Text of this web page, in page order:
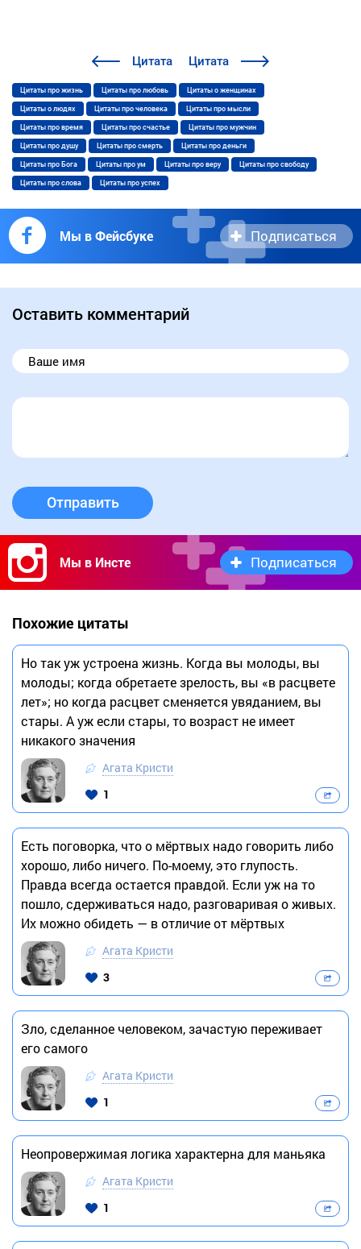
Цитата Цитата
Цитаты про жизнь Цитаты про любовь Цитаты о женщинах
Цитаты о людях Цитаты про человека Цитаты про мысли
Цитаты про время Цитаты про счастье Цитаты про мужчин
Цитаты про душу Цитаты про смерть Цитаты про деньги
Цитаты про Бога Цитаты про ум Цитаты про веру Цитаты про свободу
Цитаты про слова Цитаты про успех
Мы в Фейсбуке Подписаться
Оставить комментарий
Отправить
Мы в Инсте Подписаться
Похожие цитаты
Но так уж устроена жизнь. Когда вы молоды, вы
молоды; когда обретаете зрелость, вы «в расцвете
лет»; но когда расцвет сменяется увяданием, вы
стары. А уж если стары, то возраст не имеет
никакого значения
Агата Кристи
1
Есть поговорка, что о мёртвых надо говорить либо
хорошо, либо ничего. По-моему, это глупость.
Правда всегда остается правдой. Если уж на то
пошло, сдерживаться надо, разговаривая о живых.
Их можно обидеть — в отличие от мёртвых
Агата Кристи
3
Зло, сделанное человеком, зачастую переживает
его самого
Агата Кристи
1
Неопровержимая логика характерна для маньяка
Агата Кристи
1